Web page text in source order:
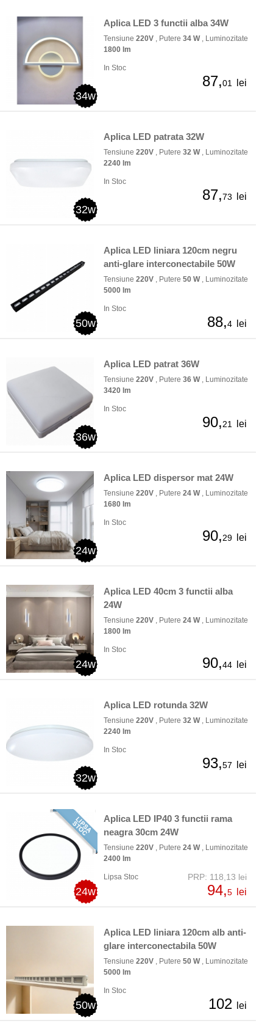
34w
Aplica LED 3 functii alba 34W
Tensiune 220V , Putere 34 W, Luminozitate
1800 lm
In Stoc
87,01 lei
32w
Aplica LED patrata 32W
Tensiune 220V , Putere 32 W, Luminozitate
2240 lm
In Stoc
87,73 lei
50w
Aplica LED liniara 120cm negru
anti-glare interconectabile 50W
Tensiune 220V , Putere 50 W, Luminozitate
5000 lm
In Stoc
88,4 lei
36w
Aplica LED patrat 36W
Tensiune 220V , Putere 36 W, Luminozitate
3420 lm
In Stoc
90,21 lei
24w
Aplica LED dispersor mat 24W
Tensiune 220V , Putere 24 W, Luminozitate
1680 lm
In Stoc
90,29 lei
24w
Aplica LED 40cm 3 functii alba
24W
Tensiune 220V , Putere 24 W, Luminozitate
1800 lm
In Stoc
90,44 lei
32w
Aplica LED rotunda 32W
Tensiune 220V , Putere 32 W, Luminozitate
2240 lm
In Stoc
93,57 lei
24w
Aplica LED IP40 3 functii rama
neagra 30cm 24W
Tensiune 220V , Putere 24 W, Luminozitate
2400 lm
Lipsa Stoc PRP: 118,13 lei
94,5 lei
50w
Aplica LED liniara 120cm alb anti-
glare interconectabila 50W
Tensiune 220V , Putere 50 W, Luminozitate
5000 lm
In Stoc
102 lei